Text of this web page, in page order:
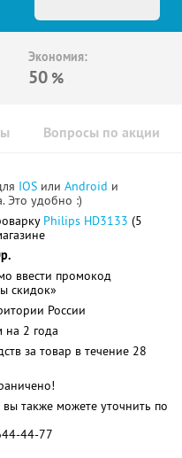
Экономия:
50 %
Вопросы по акции
IOS или Android и
Это удобно :)
Philips HD3133 (5
ввести промокод
скидок»
России
на 2 года
за товар в течение 28
также можете уточнить по
44-77